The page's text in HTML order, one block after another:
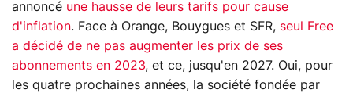
annoncé une hausse de leurs tarifs pour cause
d'inflation. Face à Orange, Bouygues et SFR, seul Free
a décidé de ne pas augmenter les prix de ses
abonnements en 2023, et ce, jusqu'en 2027. Oui, pour
les quatre prochaines années, la société fondée par